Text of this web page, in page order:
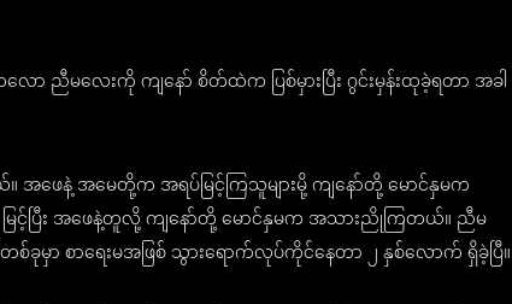
ညီမလေးကို ကျနော် စိတ်ထဲက ပြစ်မှားပြီး ဂွင်းမှန်းထုခဲ့ရတာ အခါ
။ အဖေနဲ့ အမေတို့က အရပ်မြင့်ကြသူများမို့ ကျနော်တို့ မောင်နှမက
မြင့်ပြီး အဖေနဲ့တူလို့ ကျနော်တို့ မောင်နှမက အသားညိုကြတယ်။ ညီမ
ခုမှာ စာရေးမအဖြစ် သွားရောက်လုပ်ကိုင်နေတာ ၂ နှစ်လောက် ရှိခဲ့ပြီ။